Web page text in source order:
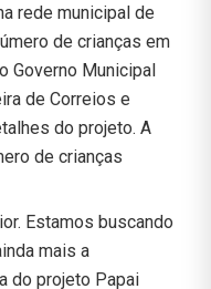
rede municipal de
de crianças em
Governo Municipal
de Correios e
do projeto. A
de crianças
Estamos buscando
mais a
do projeto Papai